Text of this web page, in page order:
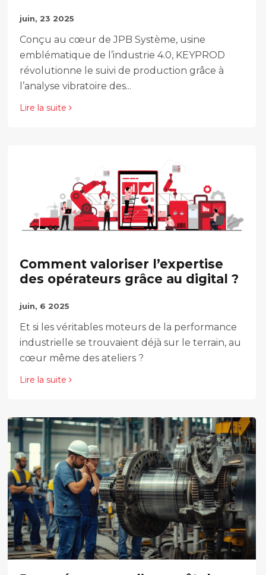
juin, 23 2025
Conçu au cœur de JPB Système, usine
emblématique de l’industrie 4.0, KEYPROD
révolutionne le suivi de production grâce à
l’analyse vibratoire des...
Lire la suite
Comment valoriser l’expertise
des opérateurs grâce au digital ?
juin, 6 2025
Et si les véritables moteurs de la performance
industrielle se trouvaient déjà sur le terrain, au
cœur même des ateliers ?
Lire la suite